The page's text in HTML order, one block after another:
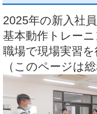
2025年の新入社
基本動作トレー
職場で現場実習を
（このページは